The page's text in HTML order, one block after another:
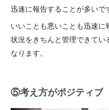
迅速に報告することが多いで
いいことも悪いことも迅速に
状況をきちんと管理できてい
なります。
⑤考え方がポジティブ